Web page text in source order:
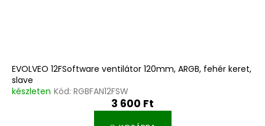
EVOLVEO 12FSoftware ventilátor 120mm, ARGB, fehér keret,
slave
készleten Kód: RGBFAN12FSW
3 600 Ft